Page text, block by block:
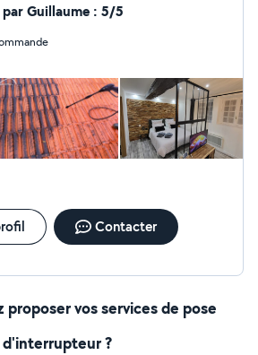
de jeux ,je loue aussi matériel
bissel pro Ma conjointe
à notre domicile, elle vous
de l'aide à domicile (elle exerce le
garde d'enfants et jardinage.
vous aider dans tout ce qui
impôt et gestion de votre
Guillaume : 5/5
Contacter
proposer vos services de pose
d'interrupteur ?